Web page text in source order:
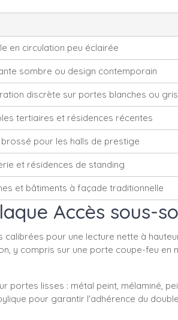
en circulation peu éclairée
sombre ou design contemporain
discrète sur portes blanches ou
tertiaires et résidences récentes
pour les halls de prestige
et résidences de standing
et bâtiments à façade traditionnelle
Accès sous-
calibrées pour une lecture nette à
y compris sur une porte coupe-feu
lisses : métal peint, mélaminé,
pour garantir l'adhérence du